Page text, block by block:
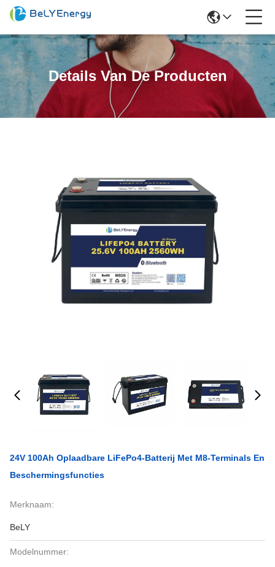
Details Van De Producten
24V 100Ah Oplaadbare LiFePo4-Batterij Met M8-Terminals En
Beschermingsfuncties
Merknaam:
BeLY
Modelnummer: